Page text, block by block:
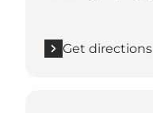
Get directions